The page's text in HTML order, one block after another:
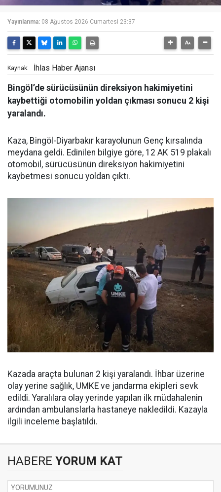
Yayınlanma: 08 Ağustos 2026 Cumartesi 23:37
Kaynak: İhlas Haber Ajansı
Bingöl’de sürücüsünün direksiyon hakimiyetini
kaybettiği otomobilin yoldan çıkması sonucu 2 kişi
yaralandı.
Kaza, Bingöl-Diyarbakır karayolunun Genç kırsalında
meydana geldi. Edinilen bilgiye göre, 12 AK 519 plakalı
otomobil, sürücüsünün direksiyon hakimiyetini
kaybetmesi sonucu yoldan çıktı.
Kazada araçta bulunan 2 kişi yaralandı. İhbar üzerine
olay yerine sağlık, UMKE ve jandarma ekipleri sevk
edildi. Yaralılara olay yerinde yapılan ilk müdahalenin
ardından ambulanslarla hastaneye nakledildi. Kazayla
ilgili inceleme başlatıldı.
HABERE YORUM KAT